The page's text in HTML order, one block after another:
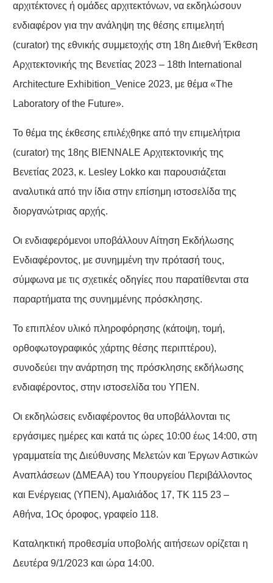
αρχιτέκτονες ή ομάδες αρχιτεκτόνων, να εκδηλώσουν
ενδιαφέρον για την ανάληψη της θέσης επιμελητή
(curator) της εθνικής συμμετοχής στη 18η Διεθνή Έκθεση
Αρχιτεκτονικής της Βενετίας 2023 – 18th International
Architecture Exhibition_Venice 2023, με θέμα «The
Laboratory of the Future».
Το θέμα της έκθεσης επιλέχθηκε από την επιμελήτρια
(curator) της 18ης ΒIENNALE Αρχιτεκτονικής της
Βενετίας 2023, κ. Lesley Lokko και παρουσιάζεται
αναλυτικά από την ίδια στην επίσημη ιστοσελίδα της
διοργανώτριας αρχής.
Οι ενδιαφερόμενοι υποβάλλουν Αίτηση Εκδήλωσης
Ενδιαφέροντος, με συνημμένη την πρότασή τους,
σύμφωνα με τις σχετικές οδηγίες που παρατίθενται στα
παραρτήματα της συνημμένης πρόσκλησης.
Το επιπλέον υλικό πληροφόρησης (κάτοψη, τομή,
ορθοφωτογραφικός χάρτης θέσης περιπτέρου),
συνοδεύει την ανάρτηση της πρόσκλησης εκδήλωσης
ενδιαφέροντος, στην ιστοσελίδα του ΥΠΕΝ.
Οι εκδηλώσεις ενδιαφέροντος θα υποβάλλονται τις
εργάσιμες ημέρες και κατά τις ώρες 10:00 έως 14:00, στη
γραμματεία της Διεύθυνσης Μελετών και Έργων Αστικών
Αναπλάσεων (ΔΜΕΑΑ) του Υπουργείου Περιβάλλοντος
και Ενέργειας (ΥΠΕΝ), Αμαλιάδος 17, ΤΚ 115 23 –
Αθήνα, 1Ος όροφος, γραφείο 118.
Καταληκτική προθεσμία υποβολής αιτήσεων ορίζεται η
Δευτέρα 9/1/2023 και ώρα 14:00.